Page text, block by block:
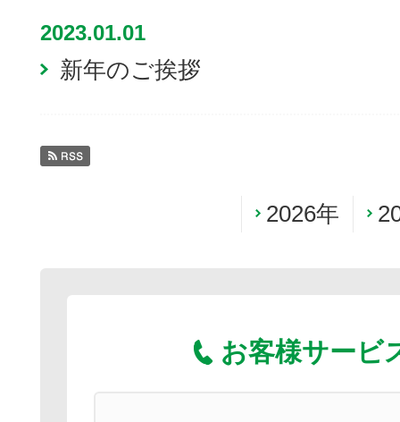
2023.01.01
新年のご挨拶
2026年
お客様サービ